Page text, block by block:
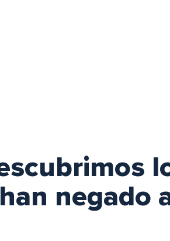
han negado